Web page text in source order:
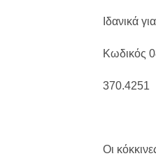
Ιδανικά
Κωδικός
370.4251
Οι